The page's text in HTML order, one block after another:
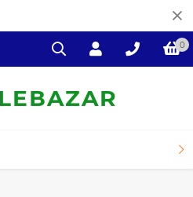
0
ВAZAR